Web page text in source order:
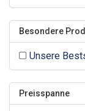
Besondere
Unsere
Preisspanne